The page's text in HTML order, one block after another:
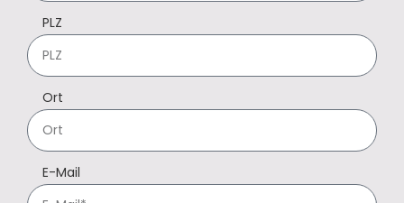
PLZ
Ort
E-Mail